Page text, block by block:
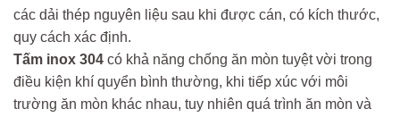
các dải thép nguyên liệu sau khi được cán, có kích thước,
quy cách xác định.
Tấm inox 304 có khả năng chống ăn mòn tuyệt vời trong
điều kiện khí quyển bình thường, khi tiếp xúc với môi
trường ăn mòn khác nhau, tuy nhiên quá trình ăn mòn và